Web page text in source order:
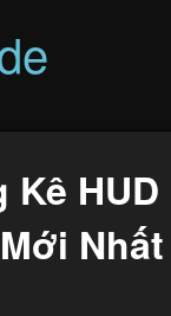
Kê
Mới